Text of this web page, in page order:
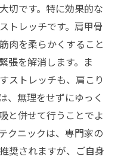
切です。特に効果的な
トレッチです。肩甲骨
肉を柔らかくすること
張を解消します。ま
ストレッチも、肩こり
、無理をせずにゆっく
と併せて行うことでよ
クニックは、専門家の
奨されますが、ご自身